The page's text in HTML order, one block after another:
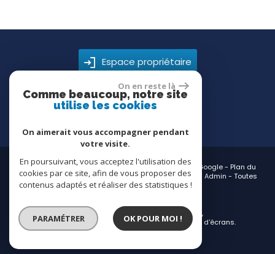
Espace propriétaire
© 2026 | Tous droits réservés | Traduction powered by Google - Plan du
site-Mentions légales-Nos honoraires-Partenaires Admin - Toutes
nos annonces
Site internet compatible multi-supports,
un seul site adaptable à tous les types d'écrans.
On en reste là
Comme beaucoup, notre site
utilise les cookies
On aimerait vous accompagner pendant
votre visite.
En poursuivant, vous acceptez l'utilisation des
cookies par ce site, afin de vous proposer des
contenus adaptés et réaliser des statistiques !
PARAMÉTRER OK POUR MOI !